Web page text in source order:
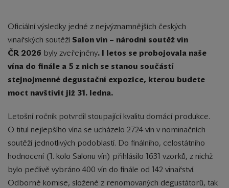
Oficiální výsledky jedné z nejvýznamnějších českých
vinařských soutěží Salon vín – národní soutěž vín
ČR 2026 byly zveřejněny. I letos se probojovala naše
vína do finále a 5 z nich se stanou součástí
stejnojmenné degustační expozice, kterou budete
moct navštívit již 31. ledna.
Letošní ročník potvrdil stoupající kvalitu domácí produkce.
O titul nejlepšího vína se ucházelo 2724 vín v nominačních
soutěží jednotlivých podoblastí. Do finálního, celostátního
hodnocení (1. kolo Salonu vín) přihlásilo 1631 vzorků, z nichž
bylo pečlivě vybráno 400 vín do finále od 142 vinařství.
Odborné komise, složené z renomovaných degustátorů, tak